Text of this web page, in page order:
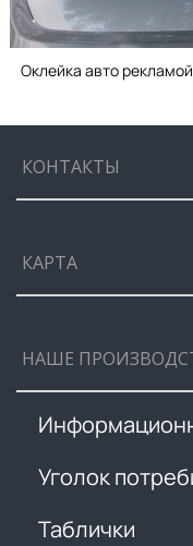
Оклейка авто рекламой
КОНТАКТЫ
КАРТА
НАШЕ
Уголок
Таблички